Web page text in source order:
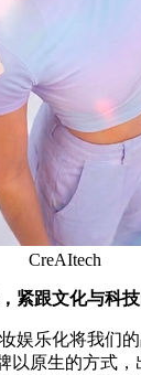
CreAItech
紧跟文化与科技
娱乐化将我们
以原生的方式